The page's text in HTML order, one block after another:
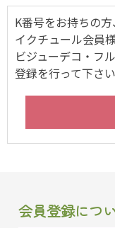
K番号をお持ちの
イクチュール会員
ビジューデコ・フ
登録を行って下さい
会員登録につ